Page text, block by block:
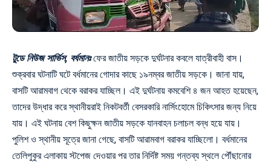
টুডে নিউজ সার্ভিস, বর্ধমানঃফের জাতীয় সড়কে দুর্ঘটনার কবলে যাত্রীবাহী বাস।
শুক্রবার ঘটনাটি ঘটে বর্ধমানের গোদার কাছে ১৯নম্বর জাতীয় সড়কে। জানা যায়,
বাসটি আরামবাগ থেকে বরাকর যাচ্ছিল। এই দুর্ঘটনায় কমবেশি ৪ জন আহত হয়েছেন,
তাদের উদ্ধার করে স্থানীয়রাই নিকটবর্তী বেসরকারি নার্সিংহোমে চিকিৎসার জন্য নিয়ে
যায়। এই ঘটনায় বেশ কিছুক্ষন জাতীয় সড়কে যানবাহন চলাচল বন্ধ হয়ে যায়।
পুলিশ ও স্থানীয় সূত্রে জানা গেছে, বাসটি আরামবাগ বরাকর যাচ্ছিলো। বর্ধমানের
তেলিপুকুর এলাকায় স্টপেজ দেওয়ার পর তার নির্দিষ্ট সময় গন্তব্য স্থলে পৌঁছানোর